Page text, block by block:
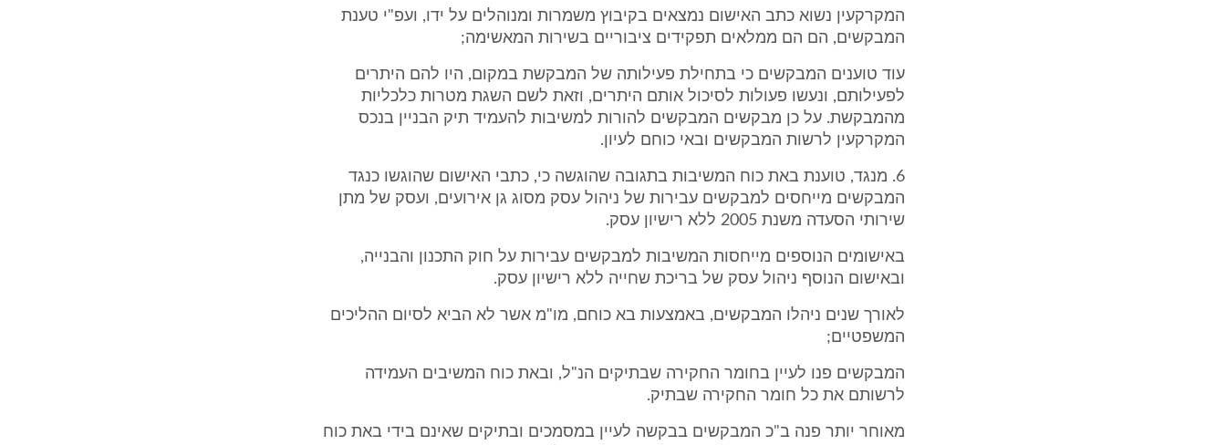
המקרקעין נשוא כתב האישום נמצאים בקיבוץ משמרות ומנוהלים על ידו, ועפ"י טענת
המבקשים, הם הם ממלאים תפקידים ציבוריים בשירות המאשימה;
עוד טוענים המבקשים כי בתחילת פעילותה של המבקשת במקום, היו להם היתרים
לפעילותם, ונעשו פעולות לסיכול אותם היתרים, וזאת לשם השגת מטרות כלכליות
מהמבקשת. על כן מבקשים המבקשים להורות למשיבות להעמיד תיק הבניין בנכס
המקרקעין לרשות המבקשים ובאי כוחם לעיון.
6. מנגד, טוענת באת כוח המשיבות בתגובה שהוגשה כי, כתבי האישום שהוגשו כנגד
המבקשים מייחסים למבקשים עבירות של ניהול עסק מסוג גן אירועים, ועסק של מתן
שירותי הסעדה משנת 2005 ללא רישיון עסק.
באישומים הנוספים מייחסות המשיבות למבקשים עבירות על חוק התכנון והבנייה,
ובאישום הנוסף ניהול עסק של בריכת שחייה ללא רישיון עסק.
לאורך שנים ניהלו המבקשים, באמצעות בא כוחם, מו"מ אשר לא הביא לסיום ההליכים
המשפטיים;
המבקשים פנו לעיין בחומר החקירה שבתיקים הנ"ל, ובאת כוח המשיבים העמידה
לרשותם את כל חומר החקירה שבתיק.
מאוחר יותר פנה ב"כ המבקשים בבקשה לעיין במסמכים ובתיקים שאינם בידי באת כוח